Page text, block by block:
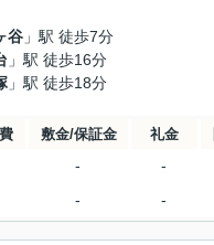
谷 」駅 徒歩7分
」駅 徒歩16分
」駅 徒歩18分
敷金/保証金 礼金
- -
- -